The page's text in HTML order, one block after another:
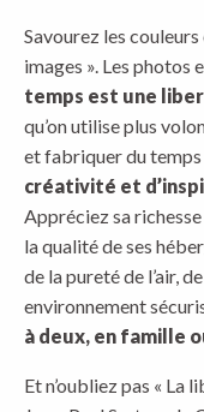
Savourez les
images ». Les photos
temps est une
qu’on utilise plus
et fabriquer du
créativité et
Appréciez sa
la qualité de ses
de la pureté de l’air,
environnement
à deux, en famille
Et n’oubliez pas « La